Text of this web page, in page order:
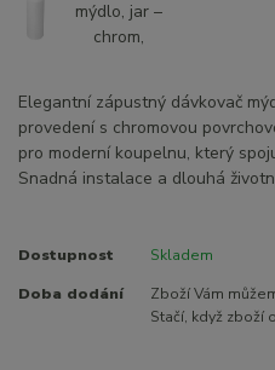
Elegantní zápustný dávkovač
provedení s chromovou
pro moderní koupelnu, který
Snadná instalace a dlouhá
Dostupnost Skladem
Doba dodání
Zboží Vám
Stačí, když zboží